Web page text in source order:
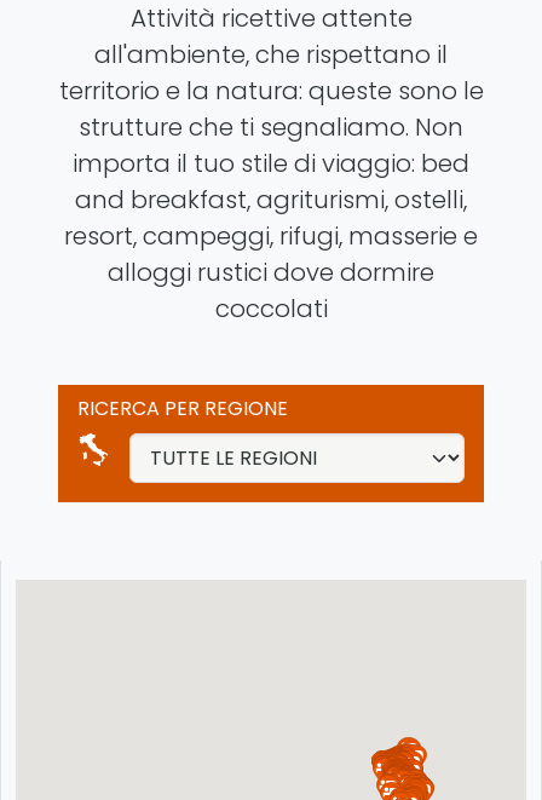
Attività ricettive attente
all'ambiente, che rispettano il
territorio e la natura: queste sono le
strutture che ti segnaliamo. Non
importa il tuo stile di viaggio: bed
and breakfast, agriturismi, ostelli,
resort, campeggi, rifugi, masserie e
alloggi rustici dove dormire
coccolati
RICERCA PER REGIONE